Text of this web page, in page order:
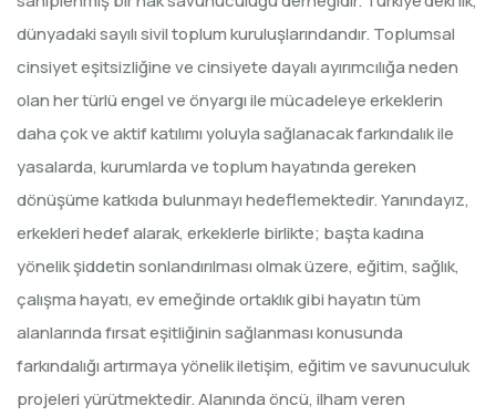
dünyadaki sayılı sivil toplum kuruluşlarındandır. Toplumsal
cinsiyet eşitsizliğine ve cinsiyete dayalı ayırımcılığa neden
olan her türlü engel ve önyargı ile mücadeleye erkeklerin
daha çok ve aktif katılımı yoluyla sağlanacak farkındalık ile
yasalarda, kurumlarda ve toplum hayatında gereken
dönüşüme katkıda bulunmayı hedeflemektedir. Yanındayız,
erkekleri hedef alarak, erkeklerle birlikte; başta kadına
yönelik şiddetin sonlandırılması olmak üzere, eğitim, sağlık,
çalışma hayatı, ev emeğinde ortaklık gibi hayatın tüm
alanlarında fırsat eşitliğinin sağlanması konusunda
farkındalığı artırmaya yönelik iletişim, eğitim ve savunuculuk
projeleri yürütmektedir. Alanında öncü, ilham veren